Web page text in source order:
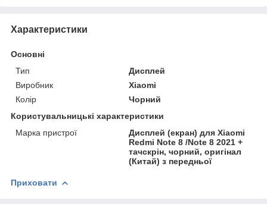
Характеристики
Основні
Тип
Дисплей
Виробник
Xiaomi
Колір
Чорний
Користувальницькі характеристики
Марка пристрої
Дисплей (екран) для Xiaomi
Redmi Note 8 /Note 8 2021 +
тачскрін, чорний, оригінал
(Китай) з передньої
Приховати